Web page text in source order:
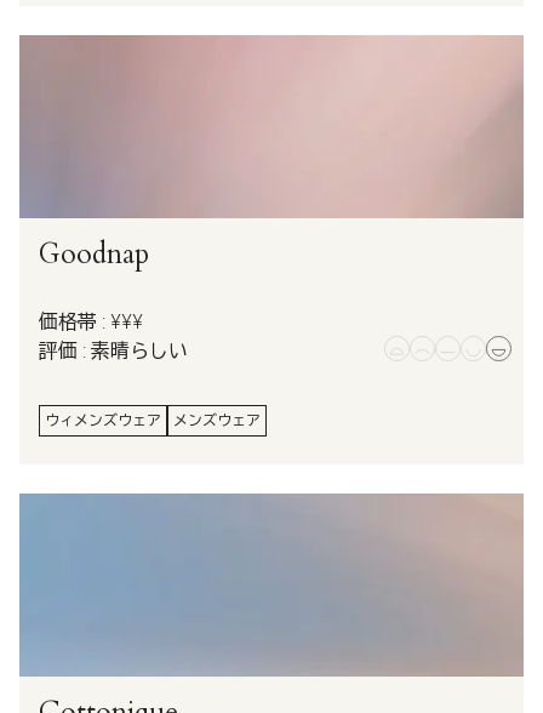
Goodnap
価格帯 : ¥¥¥
評価 : 素晴らしい
ウィメンズウェア メンズウェア